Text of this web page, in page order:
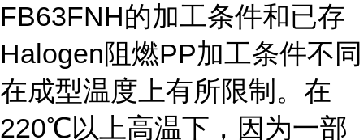
FB63FNH的加工条件和已存
Halogen阻燃PP加工条件不同
在成型温度上有所限制。在
220℃以上高温下，因为一部